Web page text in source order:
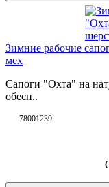
Зимние рабочие
мех
Сапоги "Охта" на
обесп..
78001239